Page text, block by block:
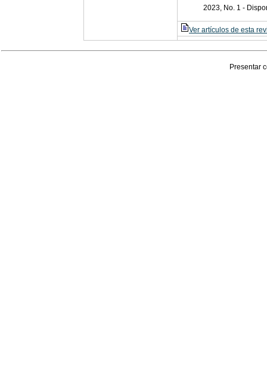
2023, No. 1 -
Ver artículos de esta
Presentar